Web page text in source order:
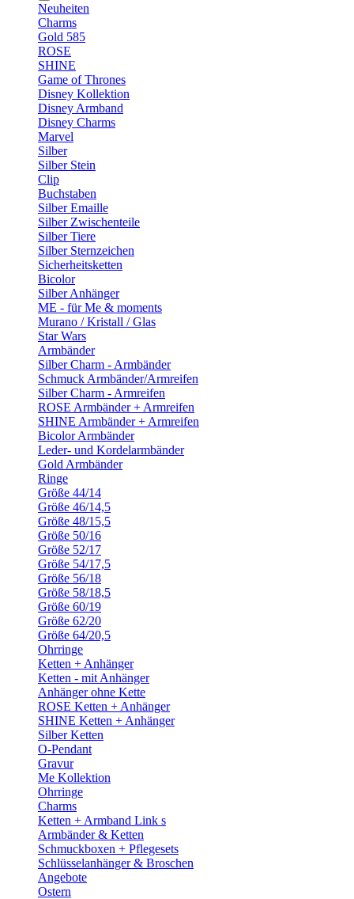
Neuheiten
Charms
Gold 585
ROSE
SHINE
Game of Thrones
Disney Kollektion
Disney Armband
Disney Charms
Marvel
Silber
Silber Stein
Clip
Buchstaben
Silber Emaille
Silber Zwischenteile
Silber Tiere
Silber Sternzeichen
Sicherheitsketten
Bicolor
Silber Anhänger
ME - für Me & moments
Murano / Kristall / Glas
Star Wars
Armbänder
Silber Charm - Armbänder
Schmuck Armbänder/Armreifen
Silber Charm - Armreifen
ROSE Armbänder + Armreifen
SHINE Armbänder + Armreifen
Bicolor Armbänder
Leder- und Kordelarmbänder
Gold Armbänder
Ringe
Größe 44/14
Größe 46/14,5
Größe 48/15,5
Größe 50/16
Größe 52/17
Größe 54/17,5
Größe 56/18
Größe 58/18,5
Größe 60/19
Größe 62/20
Größe 64/20,5
Ohrringe
Ketten + Anhänger
Ketten - mit Anhänger
Anhänger ohne Kette
ROSE Ketten + Anhänger
SHINE Ketten + Anhänger
Silber Ketten
O-Pendant
Gravur
Me Kollektion
Ohrringe
Charms
Ketten + Armband Link s
Armbänder & Ketten
Schmuckboxen + Pflegesets
Schlüsselanhänger & Broschen
Angebote
Ostern